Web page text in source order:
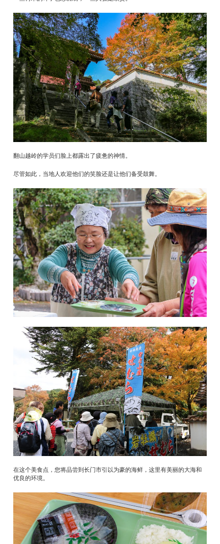
翻山越岭的学员们脸上都露出了疲惫的神情。
尽管如此，当地人欢迎他们的笑脸还是让他们备受鼓舞。
在这个美食点，您将品尝到长门市引以为豪的海鲜，这里有美丽的大海和
优良的环境。